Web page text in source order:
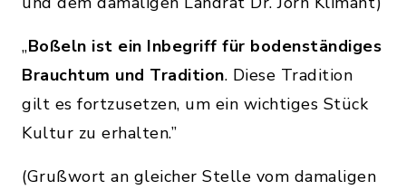
„Boßeln ist ein Inbegriff für bodenständiges
Brauchtum und Tradition. Diese Tradition
gilt es fortzusetzen, um ein wichtiges Stück
Kultur zu erhalten.”
(Grußwort an gleicher Stelle vom damaligen